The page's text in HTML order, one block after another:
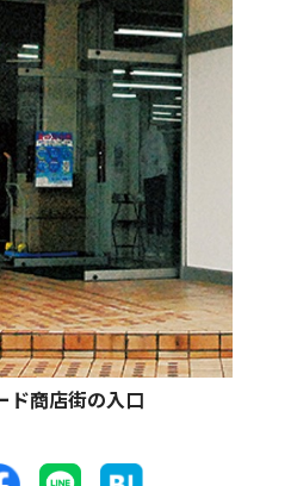
ド商店街の入口